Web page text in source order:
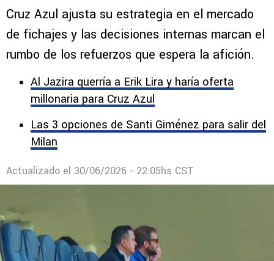
Cruz Azul ajusta su estrategia en el mercado
de fichajes y las decisiones internas marcan el
rumbo de los refuerzos que espera la afición.
Al Jazira querría a Erik Lira y haría oferta
millonaria para Cruz Azul
Las 3 opciones de Santi Giménez para salir del
Milan
Actualizado el 30/06/2026 - 22:05hs CST